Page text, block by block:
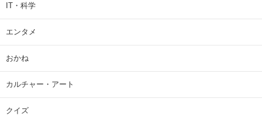
IT・科学
エンタメ
おかね
カルチャー・アート
クイズ